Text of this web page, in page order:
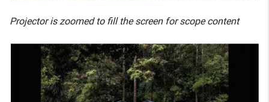
Projector is zoomed to fill the screen for scope content